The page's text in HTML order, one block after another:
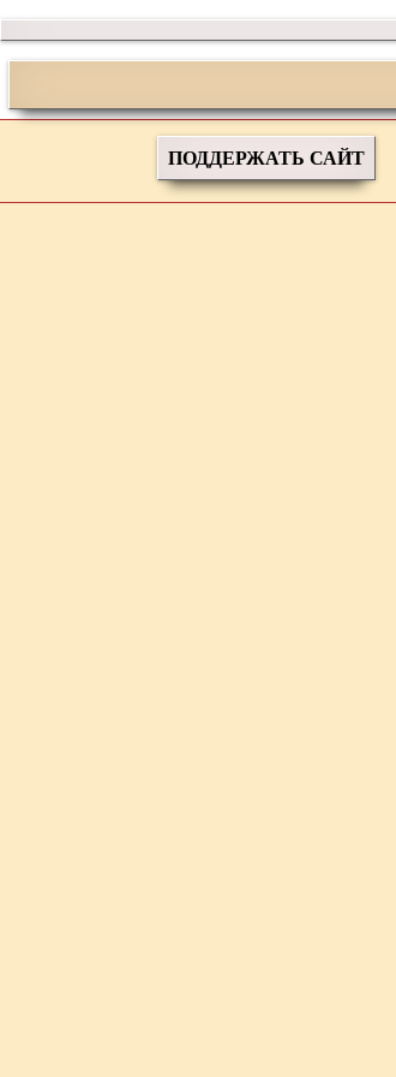
ПОДДЕРЖАТЬ САЙТ